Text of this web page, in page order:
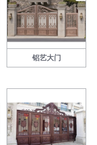
铝艺大门